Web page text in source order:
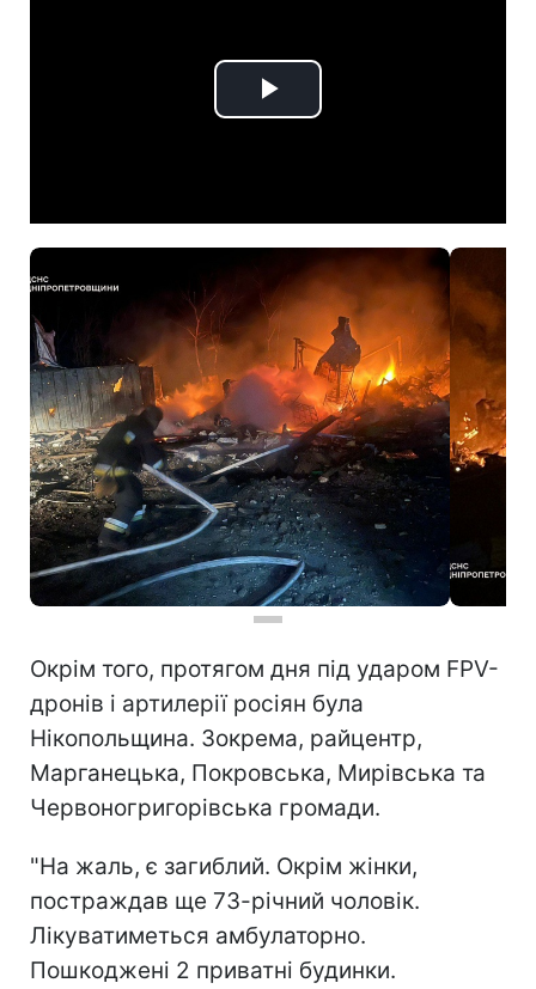
Play
Окрім того, протягом дня під ударом FPV-
дронів і артилерії росіян була
Нікопольщина. Зокрема, райцентр,
Марганецька, Покровська, Мирівська та
Червоногригорівська громади.
"На жаль, є загиблий. Окрім жінки,
постраждав ще 73-річний чоловік.
Лікуватиметься амбулаторно.
Пошкоджені 2 приватні будинки.